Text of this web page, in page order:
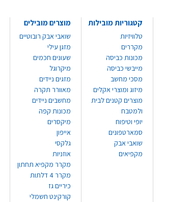
קטגוריות מובילות
טלוויזיות
מקררים
מכונות כביסה
מייבשי כביסה
מסכי מחשב
מיזוג ומוצרי אקלים
מוצרים קטנים לבית
ולמטבח
יופי וטיפוח
סמארטפונים
שואבי אבק
מקפיאים
מוצרים מובילים
שואבי אבק רובוטיים
מזגן עילי
שעונים חכמים
מיקרוגל
מזגים ניידים
מאוורר תקרה
מחשבים ניידים
מכונות קפה
מיקסרים
אייפון
גלקסי
אוזניות
מקרר מקפיא תחתון
מקרר 4 דלתות
כיריים גז
קורקינט חשמלי